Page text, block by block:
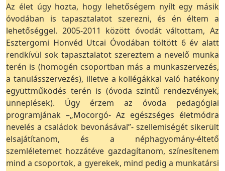
Az élet úgy hozta, hogy lehetőségem nyílt egy másik
óvodában is tapasztalatot szerezni, és én éltem a
lehetőséggel. 2005-2011 között óvodát váltottam, Az
Esztergomi Honvéd Utcai Óvodában töltött 6 év alatt
rendkívül sok tapasztalatot szereztem a nevelő munka
terén is (homogén csoportban más a munkaszervezés,
a tanulásszervezés), illetve a kollégákkal való hatékony
együttműködés terén is (óvoda szintű rendezvények,
ünneplések). Úgy érzem az óvoda pedagógiai
programjának –„Mocorgó- Az egészséges életmódra
nevelés a családok bevonásával”- szellemiségét sikerült
elsajátítanom, és a néphagyomány-éltető
szemléletemet hozzátéve gazdagítanom, színesítenem
mind a csoportok, a gyerekek, mind pedig a munkatársi